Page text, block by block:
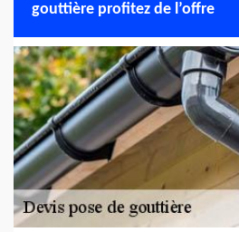
gouttière profitez de l’offre